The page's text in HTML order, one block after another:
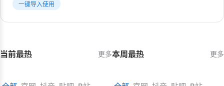
一键导入使用
当前最热 更多本周最热 更多